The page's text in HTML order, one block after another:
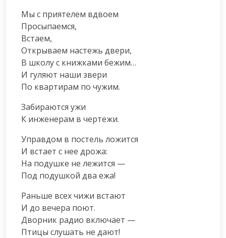
Мы с приятелем вдвоем
Просыпаемся,
Встаем,
Открываем настежь двери,
В школу с книжками бежим…
И гуляют наши звери
По квартирам по чужим.
Забираются ужи
К инженерам в чертежи.
Управдом в постель ложится
И встает с нее дрожа:
На подушке не лежится —
Под подушкой два ежа!
Раньше всех чижи встают
И до вечера поют.
Дворник радио включает —
Птицы слушать не дают!